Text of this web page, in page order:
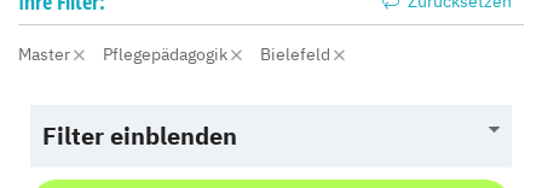
Master Pflegepädagogik Bielefeld
Filter einblenden